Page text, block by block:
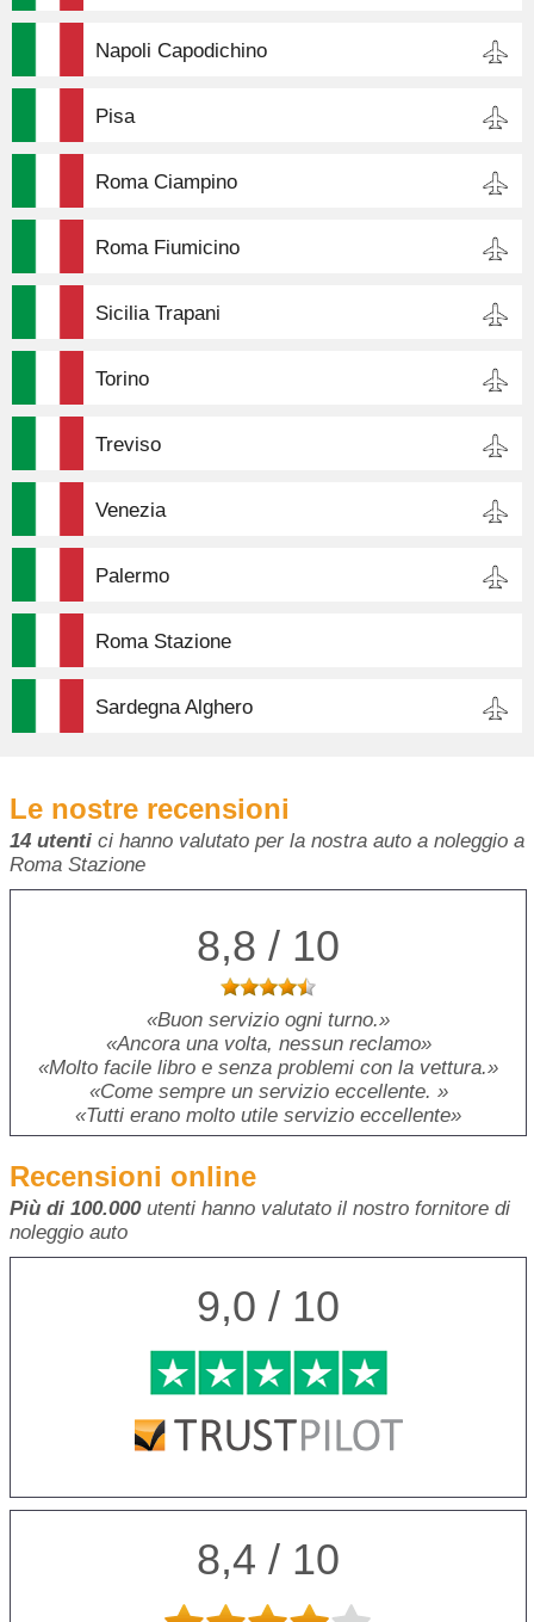
Napoli Capodichino
Pisa
Roma Ciampino
Roma Fiumicino
Sicilia Trapani
Torino
Treviso
Venezia
Palermo
Roma Stazione
Sardegna Alghero
Le nostre recensioni
14 utenti ci hanno valutato per la nostra auto a noleggio a
Roma Stazione
8,8 / 10
Buon servizio ogni turno.
Ancora una volta, nessun reclamo
Molto facile libro e senza problemi con la vettura.
Come sempre un servizio eccellente.
Tutti erano molto utile servizio eccellente
Recensioni online
Più di 100.000utenti hanno valutato il nostro fornitore di
noleggio auto
9,0 / 10
8,4 / 10